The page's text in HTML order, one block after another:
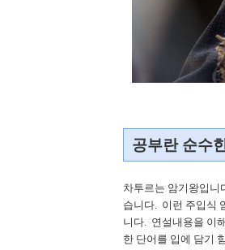
공부란 순수
차투르는 암기왕입니
습니다. 이런 주입식
니다. 연설내용을 이
한 단어를 입에 담기